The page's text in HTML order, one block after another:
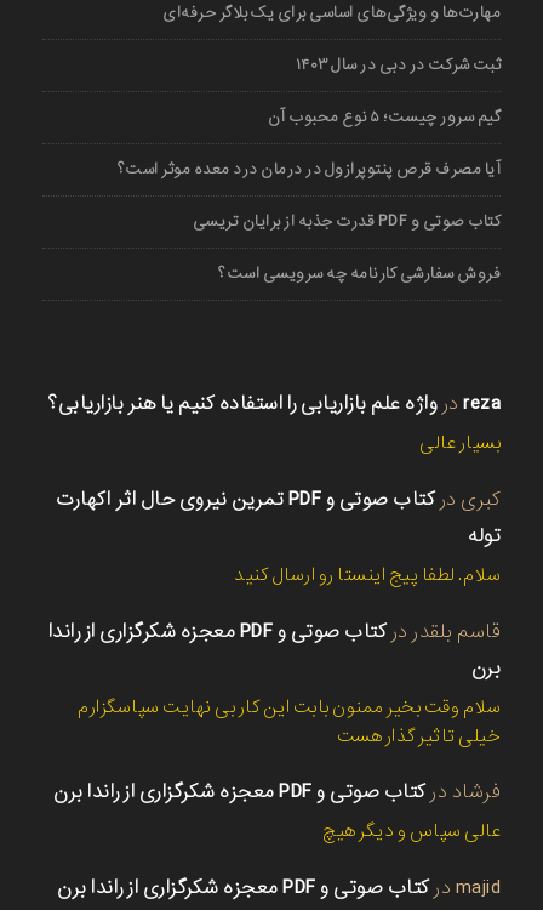
مهارت‌ها و ویژگی‌های اساسی برای یک بلاگر حرفه‌ای
ثبت شرکت در دبی در سال ۱۴۰۳
گیم سرور چیست؛ ۵ نوع محبوب آن
آیا مصرف قرص پنتوپرازول در درمان درد معده موثر است؟
کتاب صوتی و PDF قدرت جذبه از برایان تریسی
فروش سفارشی کارنامه چه سرویسی است؟
reza در واژه علم بازاریابی را استفاده کنیم یا هنر بازاریابی؟
بسیار عالی
کبری در
کتاب صوتی و PDF تمرین نیروی حال اثر اکهارت
توله
سلام. لطفا پیج اینستا رو ارسال کنید
قاسم بلقدر در
کتاب صوتی و PDF معجزه شکرگزاری از راندا
برن
سلام وقت بخیر ممنون بابت این کار بی نهایت سپاسگزارم
خیلی تاثیر گذار هست
فرشاد درکتاب صوتی و PDF معجزه شکرگزاری از راندا برن
عالی سپاس و دیگر هیچ
majid درکتاب صوتی و PDF معجزه شکرگزاری از راندا برن